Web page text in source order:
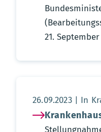
21. September
26.09.2023 In